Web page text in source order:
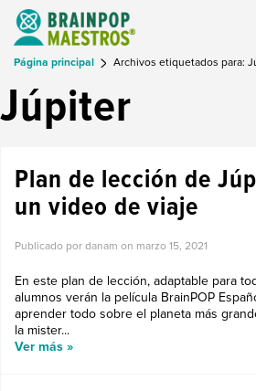
Página principal Archivos etiquetados para:
Júpiter
Plan de lección de
un video de viaje
Publicado por danam on marzo 15, 2021
En este plan de lección, adaptable para
alumnos verán la película BrainPOP
aprender todo sobre el planeta más
la mister...
Ver más »